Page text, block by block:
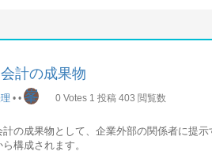
計の成果物
••峯 0 Votes 1 投稿 403 閲覧数
計の成果物として、企業外部の関係者に提
構成されます。